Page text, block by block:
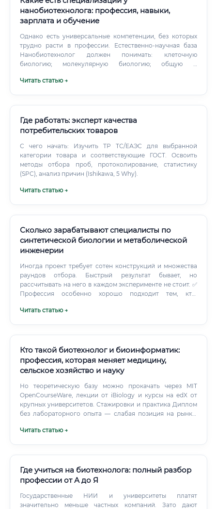
нанобиотехнолога: профессия, навыки,
зарплата и обучение
Однако есть универсальные компетенции, без которых
трудно расти в профессии. Естественно-научная база
Нанобиотехнолог должен понимать: клеточную
биологию; молекулярную биологию; общую и
материаловедение; основы микробиологии; принципы
Читать статью →
Где работать: эксперт качества
потребительских товаров
С чего начать: Изучить ТР ТС/ЕАЭС для выбранной
категории товара и соответствующие ГОСТ. Освоить
методы отбора проб, протоколирование, статистику
(SPC), анализ причин (Ishikawa, 5 Why).
Читать статью →
Сколько зарабатывают специалисты по
синтетической биологии и метаболической
инженерии
Иногда проект требует сотен конструкций и множества
раундов отбора. Быстрый результат бывает, но
рассчитывать на него в каждом эксперименте не стоит. ✅
Профессия особенно хорошо подходит тем, кто:
интересуется генетикой и биохимией; готов
прикладной результат своей работы; способен читать
научные статьи на английском языке.
Читать статью →
Кто такой биотехнолог и биоинформатик:
профессия, которая меняет медицину,
сельское хозяйство и науку
Но теоретическую базу можно прокачать через MIT
OpenCourseWare, лекции от iBiology и курсы на edX от
крупных университетов. Стажировки и практика Диплом
без лабораторного опыта — слабая позиция на рынке.
3-го курса бакалавриата.
Читать статью →
Где учиться на биотехнолога: полный разбор
профессии от А до Я
Государственные НИИ и университеты платят
значительно меньше частных компаний. Зато дают